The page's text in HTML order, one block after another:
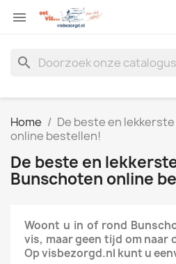

search
Home
De beste en
online bestellen!
De beste en
Bunschoten online
Woont u in of rond
vis, maar geen tijd om naar
Op visbezorgd.nl kunt u